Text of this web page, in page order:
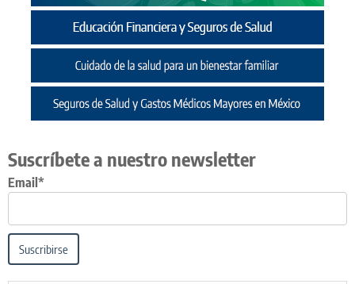
Suscríbete a nuestro newsletter
Email*
Suscribirse